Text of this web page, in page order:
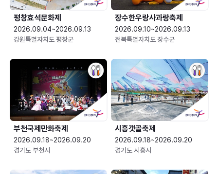
평창효석문화제
2026.09.04~2026.09.13
강원특별자치도 평창군
장수한우랑사과랑축제
2026.09.10~2026.09.13
전북특별자치도 장수군
부천국제만화축제
2026.09.18~2026.09.20
경기도 부천시
시흥갯골축제
2026.09.18~2026.09.20
경기도 시흥시